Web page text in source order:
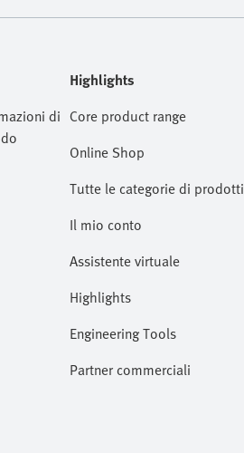
di
Highlights
Core product range
Online Shop
Tutte le categorie di prodotti
Il mio conto
Assistente virtuale
Highlights
Engineering Tools
Partner commerciali